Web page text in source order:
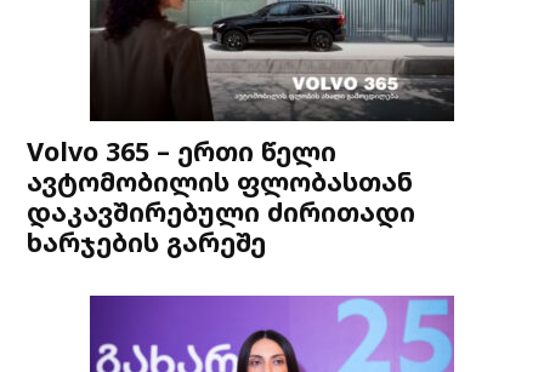
Volvo 365 – ერთი წელი
ავტომობილის ფლობასთან
დაკავშირებული ძირითადი
ხარჯების გარეშე